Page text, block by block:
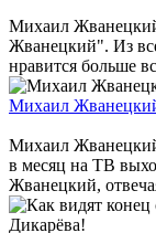
Михаил
Жванецкий". Из
нравится больше
Михаил
Михаил
в месяц на ТВ
Жванецкий,